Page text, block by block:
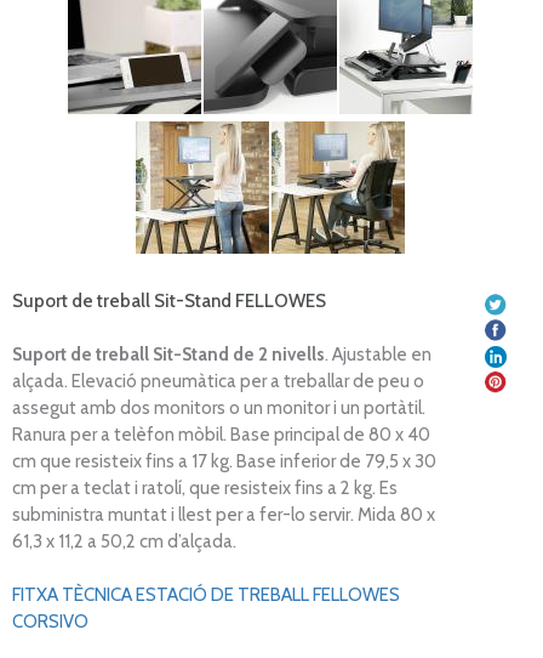
Suport de treball Sit-Stand FELLOWES
Suport de treball Sit-Stand de 2 nivells. Ajustable en
alçada. Elevació pneumàtica per a treballar de peu o
assegut amb dos monitors o un monitor i un portàtil.
Ranura per a telèfon mòbil. Base principal de 80 x 40
cm que resisteix fins a 17 kg. Base inferior de 79,5 x 30
cm per a teclat i ratolí, que resisteix fins a 2 kg. Es
subministra muntat i llest per a fer-lo servir. Mida 80 x
61,3 x 11,2 a 50,2 cm d’alçada.
FITXA TÈCNICA ESTACIÓ DE TREBALL FELLOWES
CORSIVO